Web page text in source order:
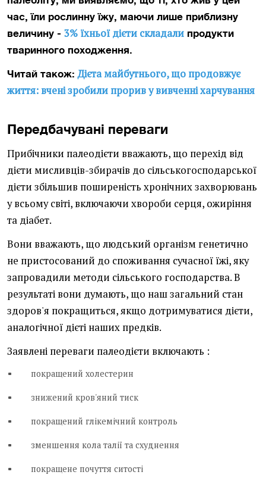
час, їли рослинну їжу, маючи лише приблизну
величину - 3% їхньої дієти складали продукти
тваринного походження.
Читай також:Дієта майбутнього, що продовжує
життя: вчені зробили прорив у вивченні харчування
Передбачувані переваги
Прибічники палеодієти вважають, що перехід від
дієти мисливців-збирачів до сільськогосподарської
дієти збільшив поширеність хронічних захворювань
у всьому світі, включаючи хвороби серця, ожиріння
та діабет.
Вони вважають, що людський організм генетично
не пристосований до споживання сучасної їжі, яку
запровадили методи сільського господарства. В
результаті вони думають, що наш загальний стан
здоров'я покращиться, якщо дотримуватися дієти,
аналогічної дієті наших предків.
Заявлені переваги палеодієти включають :
покращений холестерин
знижений кров'яний тиск
покращений глікемічний контроль
зменшення кола талії та схуднення
покращене почуття ситості